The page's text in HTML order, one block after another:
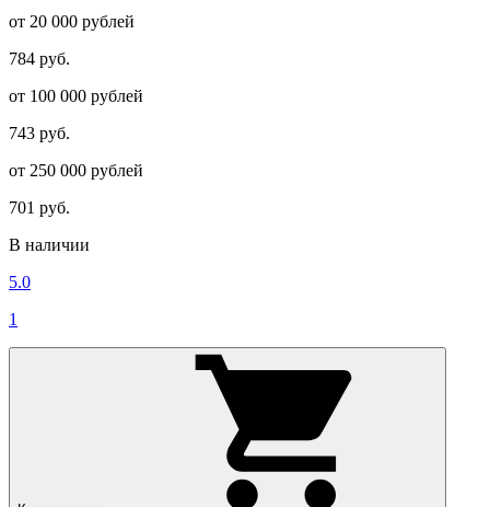
от 20 000 рублей
784 руб.
от 100 000 рублей
743 руб.
от 250 000 рублей
701 руб.
В наличии
5.0
1